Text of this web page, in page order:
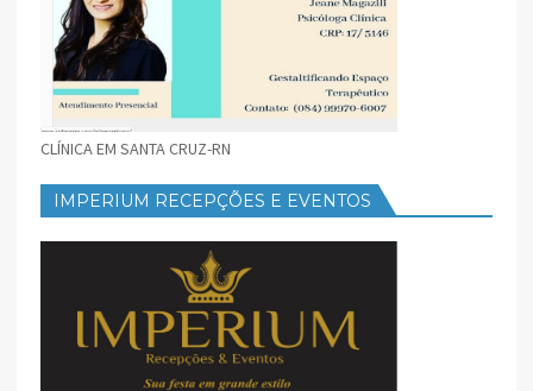
CLÍNICA EM SANTA CRUZ-RN
IMPERIUM RECEPÇÕES E EVENTOS